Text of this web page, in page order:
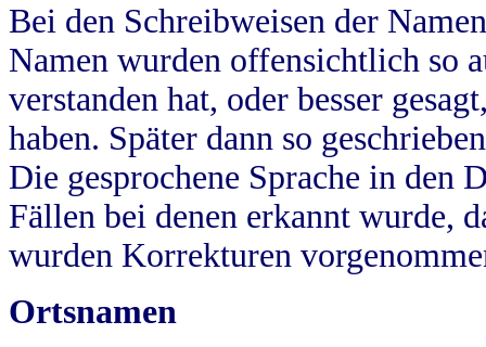
Bei den Schreibweisen der
Namen wurden offensichtlich so
verstanden hat, oder besser
haben. Später dann so
Die gesprochene Sprache in
Fällen bei denen erkannt wurde,
wurden Korrekturen
Ortsnamen